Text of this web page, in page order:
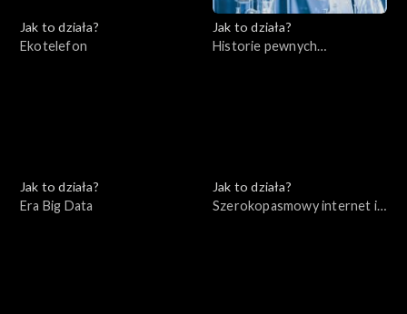
Jak to działa?
Ekotelefon
Jak to działa?
Historie pewnych
Jak to działa?
Era Big Data
Jak to działa?
Szerokopasmowy internet i